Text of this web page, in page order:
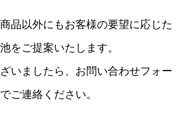
品以外にもお客様の要望に応じた
をご提案いたします。
いましたら、お問い合わせフォー
ご連絡ください。